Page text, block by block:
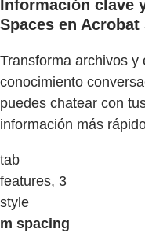
Información clave
Spaces en Acrobat
Transforma archivos y
conocimiento
puedes chatear con
información más
tab
features, 3
style
m spacing